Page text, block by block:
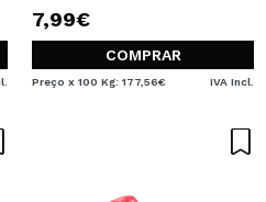
7,99€
COMPRAR
Preço x 100 Kg: 177,56€ IVA Incl.